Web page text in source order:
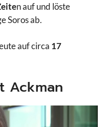
n auf und löste
Soros ab.
auf circa 17
Ackman